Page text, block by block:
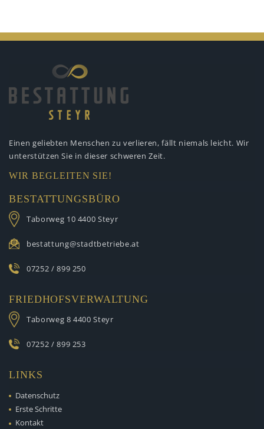
Einen geliebten Menschen zu verlieren, fällt niemals leicht. Wir
unterstützen Sie in dieser schweren Zeit.
WIR BEGLEITEN SIE!
BESTATTUNGSBÜRO
Taborweg 10 4400 Steyr
bestattung@stadtbetriebe.at
07252 / 899 250
FRIEDHOFSVERWALTUNG
Taborweg 8 4400 Steyr
07252 / 899 253
LINKS
Datenschutz
Erste Schritte
Kontakt